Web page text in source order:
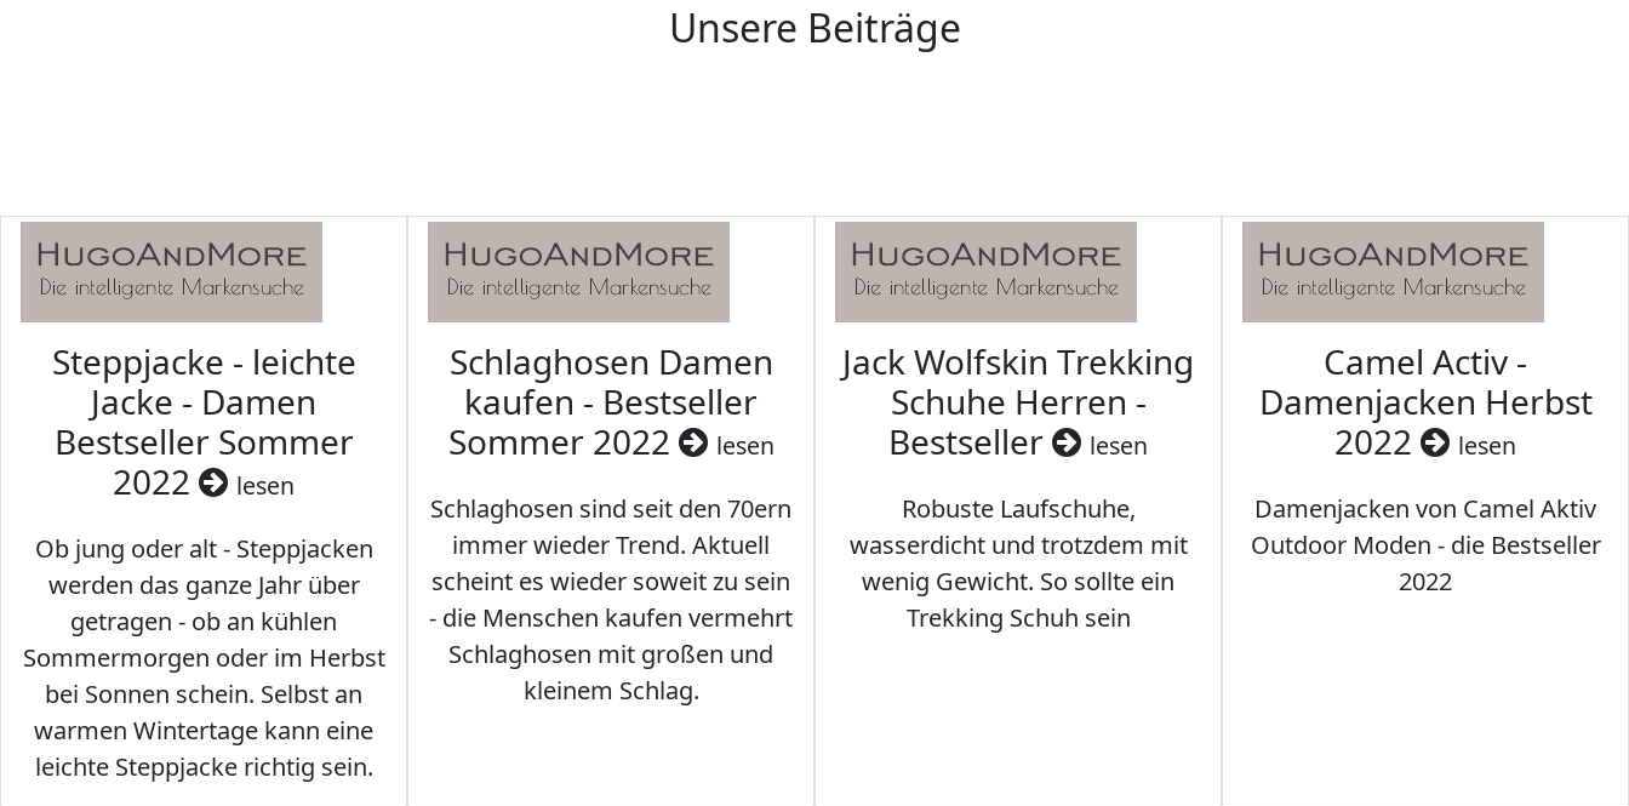
Unsere Beiträge
Steppjacke - leichte
Jacke - Damen
Bestseller Sommer
2022
lesen
Ob jung oder alt - Steppjacken
werden das ganze Jahr über
getragen - ob an kühlen
Sommermorgen oder im Herbst
bei Sonnen schein. Selbst an
warmen Wintertage kann eine
leichte Steppjacke richtig sein.
Schlaghosen Damen
kaufen - Bestseller
Sommer 2022
lesen
Schlaghosen sind seit den 70ern
immer wieder Trend. Aktuell
scheint es wieder soweit zu sein
- die Menschen kaufen vermehrt
Schlaghosen mit großen und
kleinem Schlag.
Jack Wolfskin Trekking
Schuhe Herren -
Bestseller
lesen
Robuste Laufschuhe,
wasserdicht und trotzdem mit
wenig Gewicht. So sollte ein
Trekking Schuh sein
Camel Activ -
Damenjacken Herbst
2022
lesen
Damenjacken von Camel Aktiv
Outdoor Moden - die Bestseller
2022